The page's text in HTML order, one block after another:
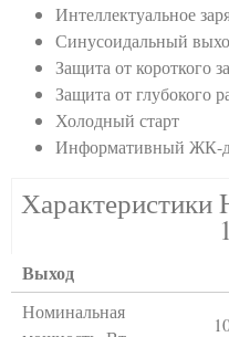
Интеллектуальное
Синусоидальный
Защита от короткого
Защита от глубокого
Холодный старт
Информативный ЖК-
Характеристики
Выход
Номинальная